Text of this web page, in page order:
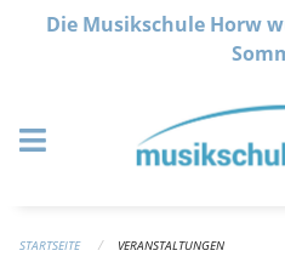
Navigation überspringen
Die Musikschule Horw
STARTSEITE VERANSTALTUNGEN